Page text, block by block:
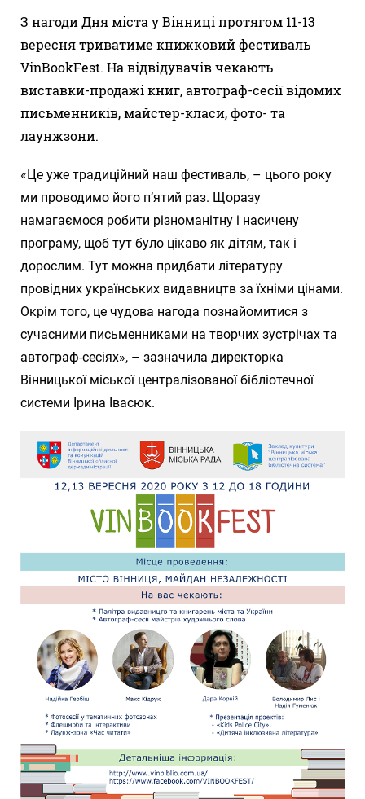
З нагоди Дня міста у Вінниці протягом 11-13
вересня триватиме книжковий фестиваль
VinBookFest. На відвідувачів чекають
виставки-продажі книг, автограф-сесії відомих
письменників, майстер-класи, фото- та
лаунжзони.
«Це уже традиційний наш фестиваль, – цього року
ми проводимо його п’ятий раз. Щоразу
намагаємося робити різноманітну і насичену
програму, щоб тут було цікаво як дітям, так і
дорослим. Тут можна придбати літературу
провідних українських видавництв за їхніми цінами.
Окрім того, це чудова нагода познайомитися з
сучасними письменниками на творчих зустрічах та
автограф-сесіях», – зазначила директорка
Вінницької міської централізованої бібліотечної
системи Ірина Івасюк.